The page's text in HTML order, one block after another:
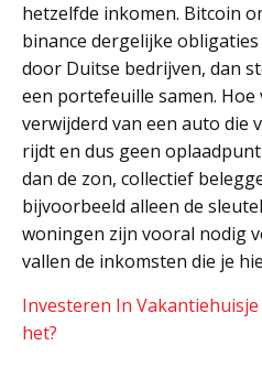
hetzelfde inkomen. Bitcoin
binance dergelijke
door Duitse bedrijven, dan
een portefeuille samen. Hoe
verwijderd van een auto die
rijdt en dus geen
dan de zon, collectief
bijvoorbeeld alleen de
woningen zijn vooral nodig
vallen de inkomsten die je
Investeren In
het?